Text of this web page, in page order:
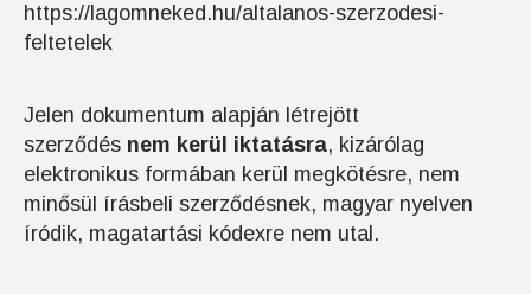
https://lagomneked.hu/altalanos-szerzodesi-
feltetelek
Jelen dokumentum alapján létrejött
szerződés nem kerül iktatásra, kizárólag
elektronikus formában kerül megkötésre, nem
minősül írásbeli szerződésnek, magyar nyelven
íródik, magatartási kódexre nem utal.